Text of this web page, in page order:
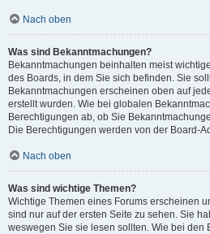
Nach oben
Was sind Bekanntmachungen?
Bekanntmachungen beinhalten meist
des Boards, in dem Sie sich befinden. Sie
Bekanntmachungen erscheinen oben auf
erstellt wurden. Wie bei globalen
Berechtigungen ab, ob Sie
Die Berechtigungen werden von der Board-
Nach oben
Was sind wichtige Themen?
Wichtige Themen eines Forums erscheinen
sind nur auf der ersten Seite zu sehen. Sie
weswegen Sie sie lesen sollten. Wie bei den